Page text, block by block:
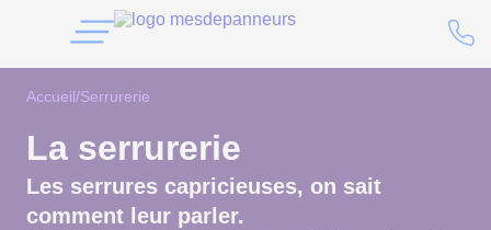
Accueil/Serrurerie
La serrurerie
Les serrures capricieuses, on sait
comment leur parler.